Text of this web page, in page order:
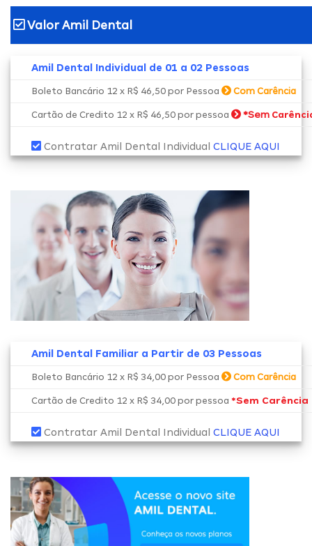
Valor Amil Dental
Amil Dental Individual de 01 a 02 Pessoas
Boleto Bancário 12 x R$ 46,50 por Pessoa Com Carência
Cartão de Credito 12 x R$ 46,50 por pessoa *Sem
Contratar Amil Dental Individual CLIQUE AQUI
Amil Dental Familiar a Partir de 03 Pessoas
Boleto Bancário 12 x R$ 34,00 por Pessoa Com Carência
Cartão de Credito 12 x R$ 34,00 por pessoa *Sem Carência
Contratar Amil Dental Individual CLIQUE AQUI